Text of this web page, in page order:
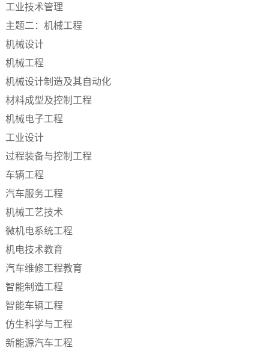
工业技术管理
主题二：机械工程
机械设计
机械工程
机械设计制造及其自动化
材料成型及控制工程
机械电子工程
工业设计
过程装备与控制工程
车辆工程
汽车服务工程
机械工艺技术
微机电系统工程
机电技术教育
汽车维修工程教育
智能制造工程
智能车辆工程
仿生科学与工程
新能源汽车工程